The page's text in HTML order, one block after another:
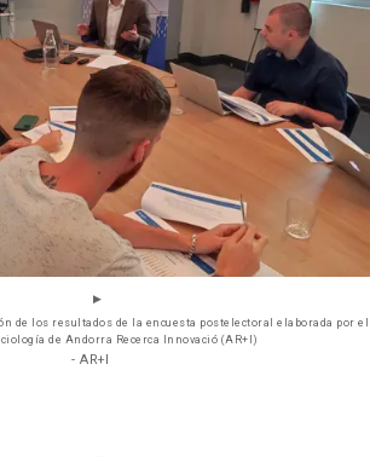
de los resultados de la encuesta postelectoral elaborada por el
de Andorra Recerca Innovació (AR+I)
- AR+I